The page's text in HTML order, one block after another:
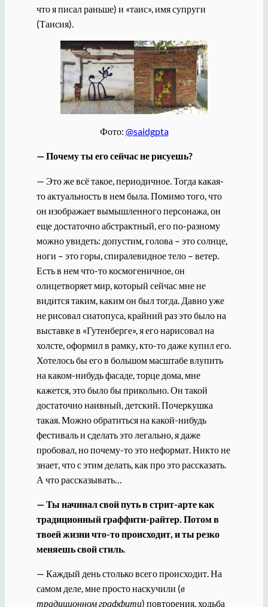
что я писал раньше) и «таис», имя супруги
(Таисия).
Фото: @saidgpta
— Почему ты его сейчас не рисуешь?
— Это же всё такое, периодичное. Тогда какая-
то актуальность в нем была. Помимо того, что
он изображает вымышленного персонажа, он
еще достаточно абстрактный, его по-разному
можно увидеть: допустим, голова – это солнце,
ноги – это горы, спиралевидное тело – ветер.
Есть в нем что-то космогеничное, он
олицетворяет мир, который сейчас мне не
видится таким, каким он был тогда. Давно уже
не рисовал сиатопуса, крайний раз это было на
выставке в «Гутенберге», я его нарисовал на
холсте, оформил в рамку, кто-то даже купил его.
Хотелось бы его в большом масштабе влупить
на каком-нибудь фасаде, торце дома, мне
кажется, это было бы прикольно. Он такой
достаточно наивный, детский. Почеркушка
такая. Можно обратиться на какой-нибудь
фестиваль и сделать это легально, я даже
пробовал, но почему-то это неформат. Никто не
знает, что с этим делать, как про это рассказать.
А что рассказывать…
— Ты начинал свой путь в стрит-арте как
традиционный граффити-райтер. Потом в
твоей жизни что-то происходит, и ты резко
меняешь свой стиль.
— Каждый день столько всего происходит. На
самом деле, мне просто наскучили (в
традиционном граффити) повторения, ходьба